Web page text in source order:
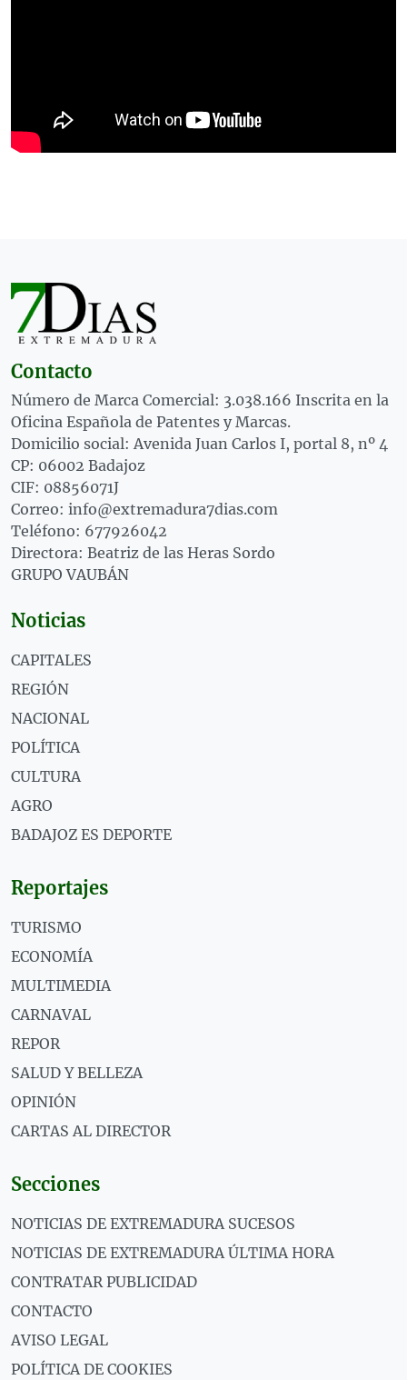
Contacto
Número de Marca Comercial: 3.038.166 Inscrita en la
Oficina Española de Patentes y Marcas.
Domicilio social: Avenida Juan Carlos I, portal 8, nº 4
CP: 06002 Badajoz
CIF: 08856071J
Correo: info@extremadura7dias.com
Teléfono: 677926042
Directora: Beatriz de las Heras Sordo
GRUPO VAUBÁN
Noticias
CAPITALES
REGIÓN
NACIONAL
POLÍTICA
CULTURA
AGRO
BADAJOZ ES DEPORTE
Reportajes
TURISMO
ECONOMÍA
MULTIMEDIA
CARNAVAL
REPOR
SALUD Y BELLEZA
OPINIÓN
CARTAS AL DIRECTOR
Secciones
NOTICIAS DE EXTREMADURA SUCESOS
NOTICIAS DE EXTREMADURA ÚLTIMA HORA
CONTRATAR PUBLICIDAD
CONTACTO
AVISO LEGAL
POLÍTICA DE COOKIES